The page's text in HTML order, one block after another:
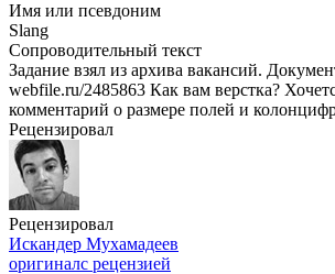
Имя или псевдоним
Slang
Сопроводительный текст
Задание взял из архива вакансий.
webfile.ru/2485863 Как вам верстка?
комментарий о размере полей и
Рецензировал
Рецензировал
Искандер Мухамадеев
оригиналс рецензией